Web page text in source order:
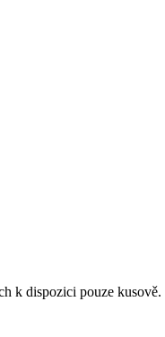
k dispozici pouze kusově.